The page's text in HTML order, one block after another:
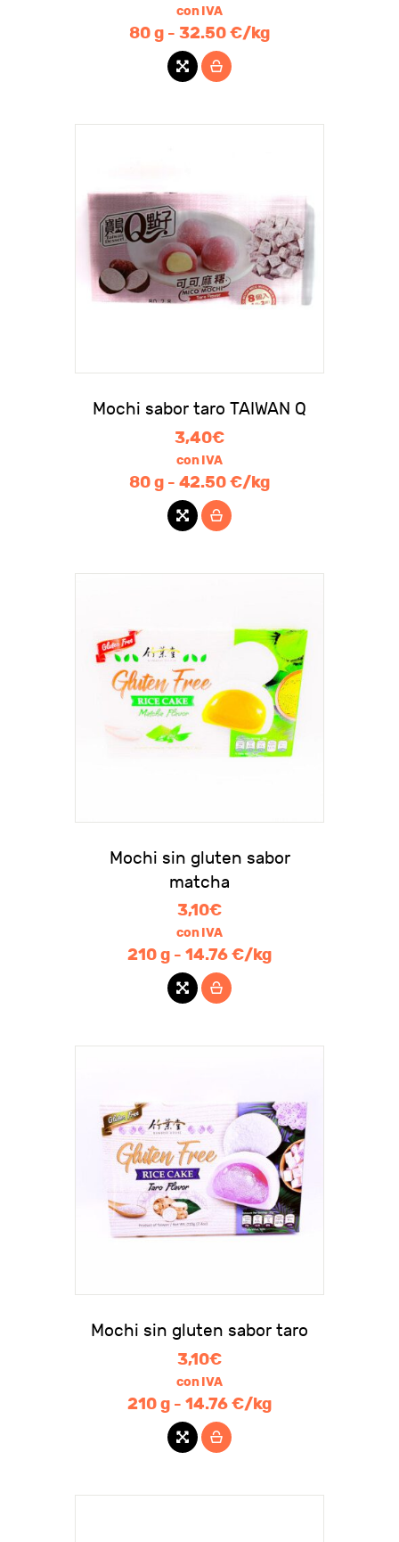
con IVA
80 g - 32.50 €/kg
Mochi sabor taro TAIWAN Q
3,40€
con IVA
80 g - 42.50 €/kg
Mochi sin gluten sabor
matcha
3,10€
con IVA
210 g - 14.76 €/kg
Mochi sin gluten sabor taro
3,10€
con IVA
210 g - 14.76 €/kg